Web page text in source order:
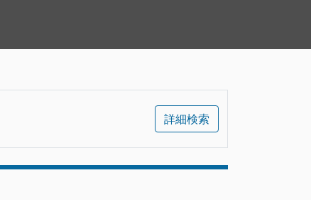
詳細検索